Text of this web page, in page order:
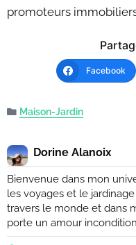
promoteurs
Facebook
Maison-Jardin
Dorine Alanoix
Bienvenue dans mon
les voyages et le
travers le monde et dans
porte un amour
est mon havre de paix,